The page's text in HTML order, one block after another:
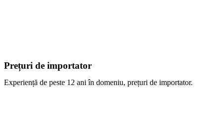
Prețuri de importator
Experiență de peste 12 ani în domeniu, prețuri de importator.